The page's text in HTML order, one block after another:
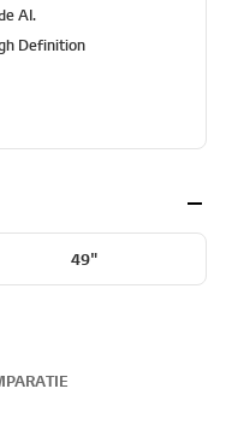
AI.
Definition
49"